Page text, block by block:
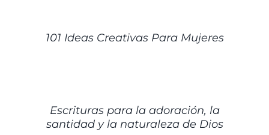
101 Ideas Creativas Para Mujeres
Escrituras para la adoración, la
santidad y la naturaleza de Dios